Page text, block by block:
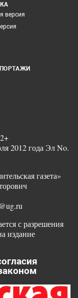
версия
2012 года Эл No.
газета»
с разрешения
издание